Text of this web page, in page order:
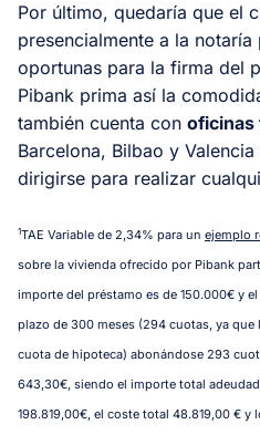
Por último, quedaría que el
presencialmente a la
oportunas para la firma del
Pibank prima así la
también cuenta con oficinas
Barcelona, Bilbao y
dirigirse para realizar
1TAE Variable de 2,34% para un ejemplo
sobre la vivienda ofrecido por Pibank
importe del préstamo es de 150.000€ y
plazo de 300 meses (294 cuotas, ya
cuota de hipoteca) abonándose 293
643,30€, siendo el importe total
198.819,00€, el coste total 48.819,00 €